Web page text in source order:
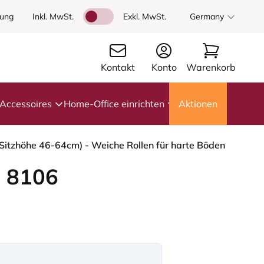
Inkl. MwSt. Exkl. MwSt. Germany
Kontakt Konto Warenkorb
Accessoires Home-Office einrichten Aktionen
46-64cm) - Weiche Rollen für harte Böden
8106